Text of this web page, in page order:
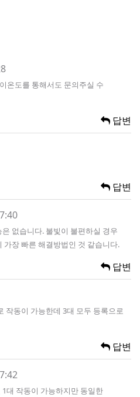
온도를 통해서도 문의주실 수
답변
답변
없습니다. 불빛이 불편하실 경우
가장 빠른 해결방법인 것 같습니다.
답변
작동이 가능한데 3대 모두 등록으로
답변
대 작동이 가능하지만 동일한